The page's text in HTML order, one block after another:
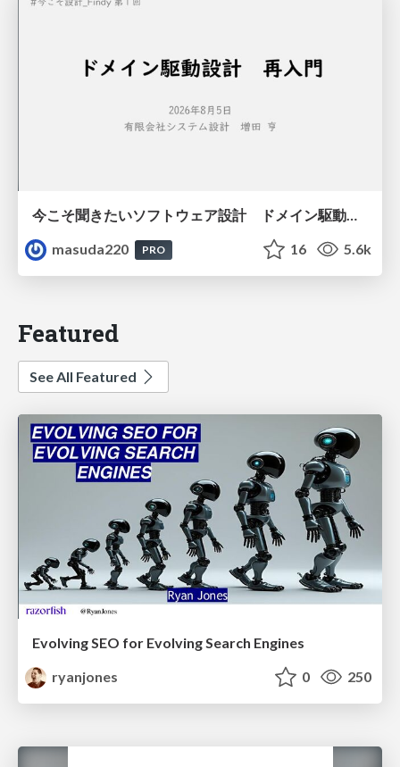
今こそ聞きたいソフトウェア設計 ドメイン駆動設計再入門
masuda220
PRO 16 5.6k
Featured
See All Featured
Evolving SEO for Evolving Search Engines
ryanjones
0 250